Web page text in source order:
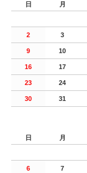
日
月
2 3
9 10
16 17
23 24
30 31
日
月
6 7